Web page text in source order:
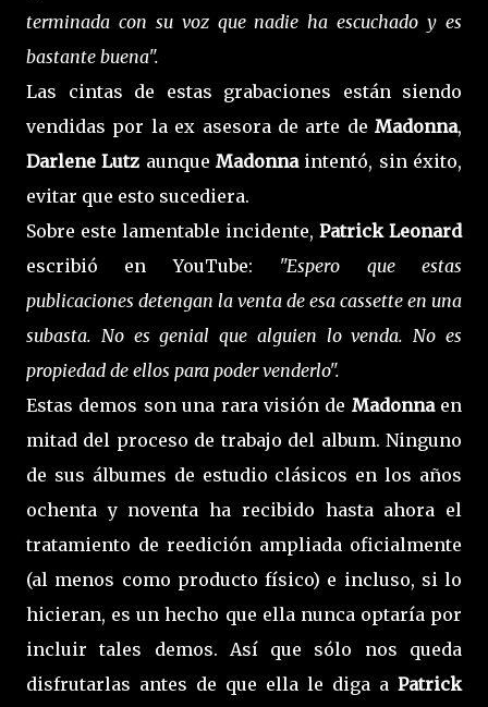
terminada con su voz que nadie ha escuchado y es
bastante buena".
Las cintas de estas grabaciones están siendo
vendidas por la ex asesora de arte de Madonna,
Darlene Lutz aunqueMadonna intentó, sin éxito,
evitar que esto sucediera.
Sobre este lamentable incidente, Patrick Leonard
escribió en YouTube: "Espero que estas
publicaciones detengan la venta de esa cassette en una
subasta. No es genial que alguien lo venda. No es
propiedad de ellos para poder venderlo".
Estas demos son una rara visión de Madonna en
mitad del proceso de trabajo del album. Ninguno
de sus álbumes de estudio clásicos en los años
ochenta y noventa ha recibido hasta ahora el
tratamiento de reedición ampliada oficialmente
(al menos como producto físico) e incluso, si lo
hicieran, es un hecho que ella nunca optaría por
incluir tales demos. Así que sólo nos queda
disfrutarlas antes de que ella le diga a Patrick